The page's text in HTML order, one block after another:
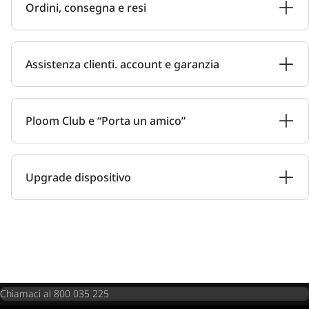
Ordini, consegna e resi
Assistenza clienti. account e garanzia
Ploom Club e “Porta un amico”
Upgrade dispositivo
Chiamaci al 800 035 225